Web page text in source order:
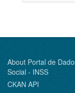
About Portal de
Social - INSS
CKAN API